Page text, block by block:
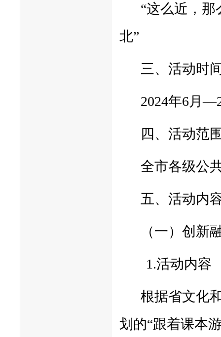
“这么近，
北”
三、活动时
2024年6月
四、活动范
全市各级公
五、活动内
（一）创
1.活动内容
根据省文化
划的“跟着课本